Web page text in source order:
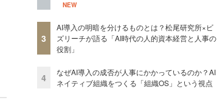
NEW
3
AI導入の明暗を分けるものとは？松尾研究所×ビ
ズリーチが語る「AI時代の人的資本経営と人事の
役割」
4
なぜAI導入の成否が人事にかかっているのか？AI
ネイティブ組織をつくる「組織OS」という視点